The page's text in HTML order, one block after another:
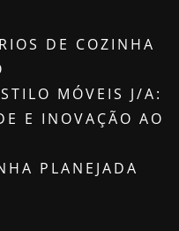
DE COZINHA
MÓVEIS J/A:
E INOVAÇÃO AO
PLANEJADA